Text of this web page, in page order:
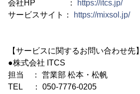
会社HP ：
https://itcs.jp/
サービスサイト：
https://mixsol.jp/
【サービスに関するお問い合わせ先】
●株式会社 ITCS
担当 ： 営業部 松本・松帆
TEL ： 050-7776-0205